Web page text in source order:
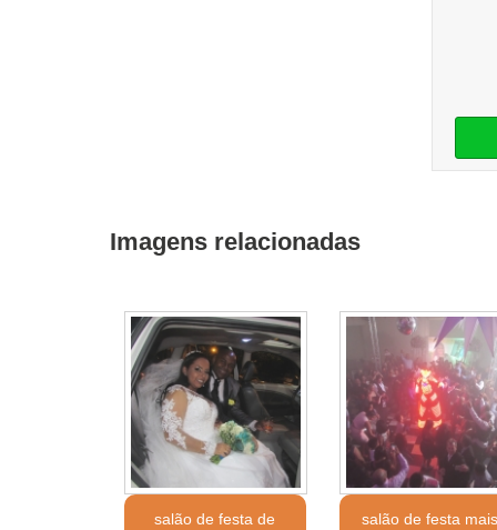
Imagens relacionadas
salão de festa de
salão de festa